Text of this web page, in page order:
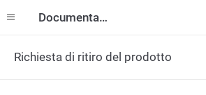
Documentazione
Richiesta di ritiro del prodotto